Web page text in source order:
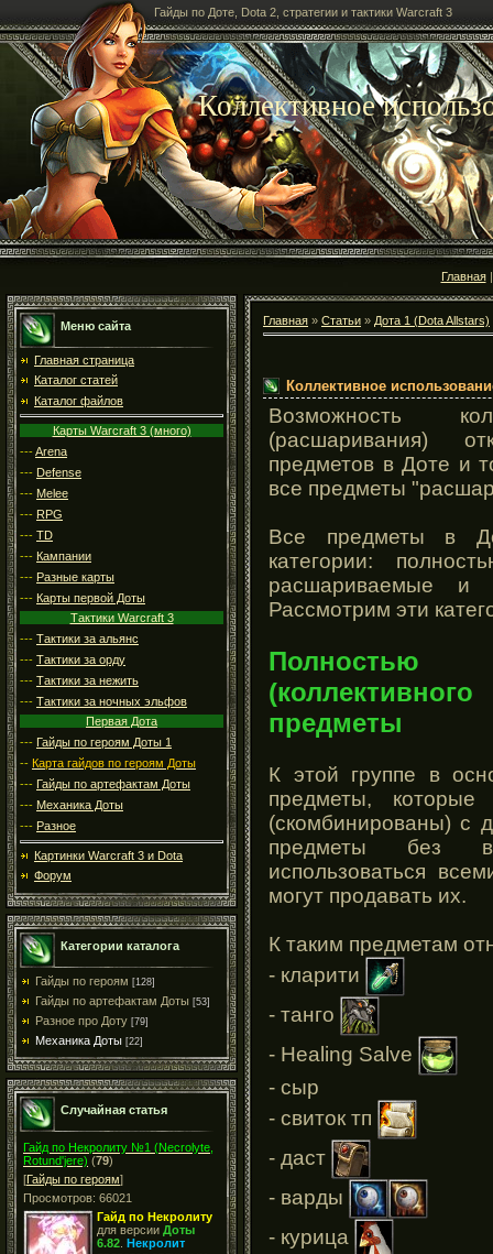
Гайды по Доте, Dota 2, стратегии и тактики Warcraft 3
Коллективное
Главная
Меню сайта
Главная страница
Каталог статей
Каталог файлов
Карты Warcraft 3 (много)
---Arena
--- Defense
--- Melee
--- RPG
--- TD
--- Кампании
--- Разные карты
--- Карты первой Доты
Тактики Warcraft 3
--- Тактики за альянс
--- Тактики за орду
--- Тактики за нежить
--- Тактики за ночных эльфов
Первая Дота
--- Гайды по героям Доты 1
-- Карта гайдов по героям Доты
--- Гайды по артефактам Доты
--- Механика Доты
--- Разное
Картинки Warcraft 3 и Dota
Форум
Категории каталога
Гайды по героям [128]
Гайды по артефактам Доты [53]
Разное про Доту [79]
Механика Доты [22]
Случайная статья
Гайд по Некролиту №1 (Necrolyte,
Rotund'jere) (79)
[Гайды по героям]
Просмотров: 66021
Гайд по Некролиту
для версии Доты
6.82 Некролит
Главная » Статьи » Дота 1 (Dota Allstars)
Коллективное
Возможность
(расшаривания)
предметов в Доте и
все предметы
Все предметы в
категории:
расшариваемые и
Рассмотрим эти
предметы
К этой группе в
предметы,
(скомбинированы) с
предметы без
использоваться
могут продавать их.
К таким предметам
- кларити
- танго
- Healing Salve
- сыр
- свиток тп
- даст
- варды
- курица